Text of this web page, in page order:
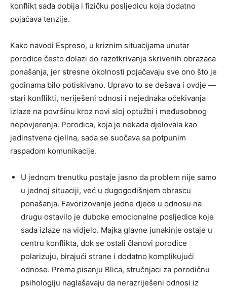
konflikt sada dobija i fizičku posljedicu koja dodatno
pojačava tenzije.
Kako navodi Espreso, u kriznim situacijama unutar
porodice često dolazi do razotkrivanja skrivenih obrazaca
ponašanja, jer stresne okolnosti pojačavaju sve ono što je
godinama bilo potiskivano. Upravo to se dešava i ovdje —
stari konflikti, neriješeni odnosi i nejednaka očekivanja
izlaze na površinu kroz novi sloj optužbi i međusobnog
nepovjerenja. Porodica, koja je nekada djelovala kao
jedinstvena cjelina, sada se suočava sa potpunim
raspadom komunikacije.
U jednom trenutku postaje jasno da problem nije samo
u jednoj situaciji, već u dugogodišnjem obrascu
ponašanja. Favorizovanje jedne djece u odnosu na
drugu ostavilo je duboke emocionalne posljedice koje
sada izlaze na vidjelo. Majka glavne junakinje ostaje u
centru konflikta, dok se ostali članovi porodice
polarizuju, birajući strane i dodatno komplikujući
odnose. Prema pisanju Blica, stručnjaci za porodičnu
psihologiju naglašavaju da nerazriješeni odnosi iz